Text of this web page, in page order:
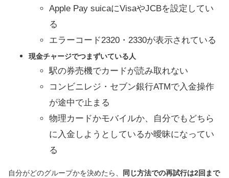
Apple Pay suicaにVisaやJCBを設定してい
る
エラーコード2320・2330が表示されている
現金チャージでつまずいている人
駅の券売機でカードが読み取れない
コンビニレジ・セブン銀行ATMで入金操作
が途中で止まる
物理カードかモバイルか、自分でもどちら
に入金しようとしているか曖昧になってい
る
自分がどのグループかを決めたら、
同じ方法での再試行は2回まで